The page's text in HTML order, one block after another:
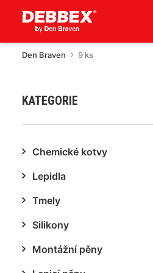
Den Braven 9 ks
KATEGORIE
Chemické kotvy
Lepidla
Tmely
Silikony
Montážní pěny